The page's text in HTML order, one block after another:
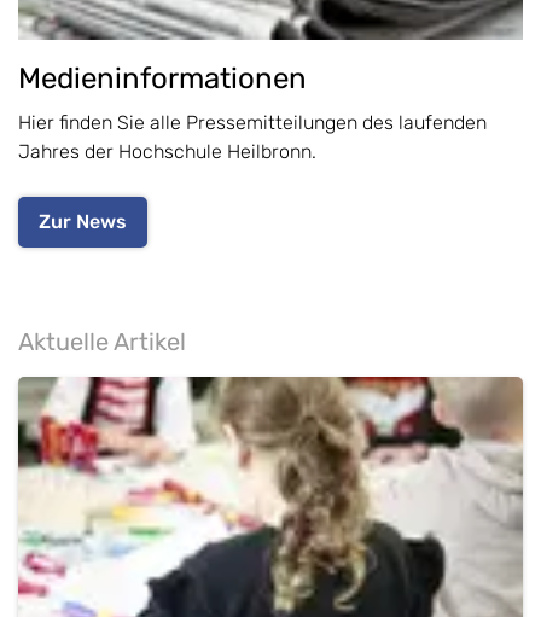
Medieninformationen
Hier finden Sie alle Pressemitteilungen des laufenden
Jahres der Hochschule Heilbronn.
Zur News
Aktuelle Artikel